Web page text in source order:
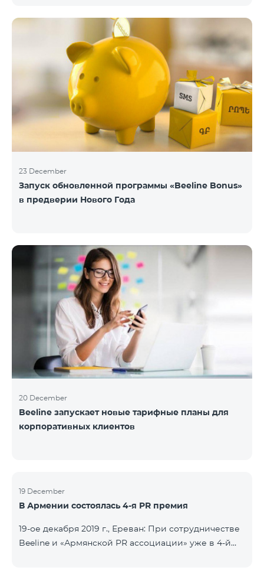
23 December
Запуск обновленной программы «Beeline Bonus»
в предверии Нового Года
20 December
Beeline запускает новые тарифные планы для
корпоративных клиентов
19 December
В Армении состоялась 4-я PR премия
19-ое декабря 2019 г., Ереван: При сотрудничестве
Beeline и «Армянской PR ассоциации» уже в 4-й